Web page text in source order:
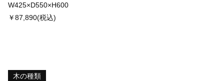
W425×D550×H600
￥87,890(税込)
木の種類